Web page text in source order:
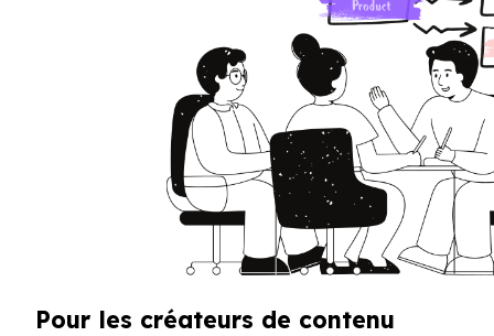
Pour les créateurs de contenu